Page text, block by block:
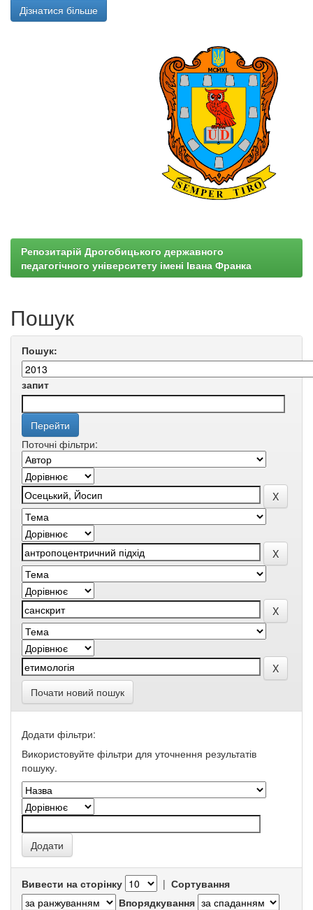
Дізнатися більше
Репозитарій Дрогобицького державного
педагогічного університету імені Івана Франка
Пошук
Пошук:
запит
Поточні фільтри:
Почати новий пошук
Додати фільтри:
Використовуйте фільтри для уточнення результатів
пошуку.
Вивести на сторінку | Сортування
Впорядкування